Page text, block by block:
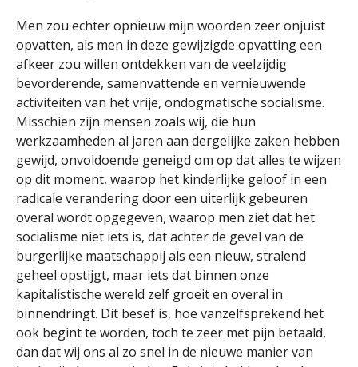
Men zou echter opnieuw mijn woorden zeer onjuist
opvatten, als men in deze gewijzigde opvatting een
afkeer zou willen ontdekken van de veelzijdig
bevorderende, samenvattende en vernieuwende
activiteiten van het vrije, ondogmatische socialisme.
Misschien zijn mensen zoals wij, die hun
werkzaamheden al jaren aan dergelijke zaken hebben
gewijd, onvoldoende geneigd om op dat alles te wijzen
op dit moment, waarop het kinderlijke geloof in een
radicale verandering door een uiterlijk gebeuren
overal wordt opgegeven, waarop men ziet dat het
socialisme niet iets is, dat achter de gevel van de
burgerlijke maatschappij als een nieuw, stralend
geheel opstijgt, maar iets dat binnen onze
kapitalistische wereld zelf groeit en overal in
binnendringt. Dit besef is, hoe vanzelfsprekend het
ook begint te worden, toch te zeer met pijn betaald,
dan dat wij ons al zo snel in de nieuwe manier van